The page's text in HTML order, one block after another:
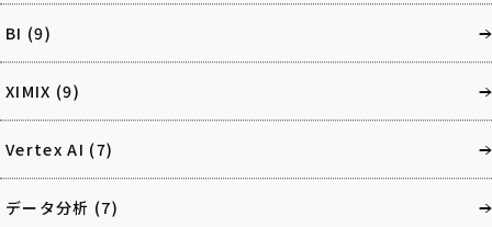
BI (9)
XIMIX (9)
Vertex AI (7)
データ分析 (7)